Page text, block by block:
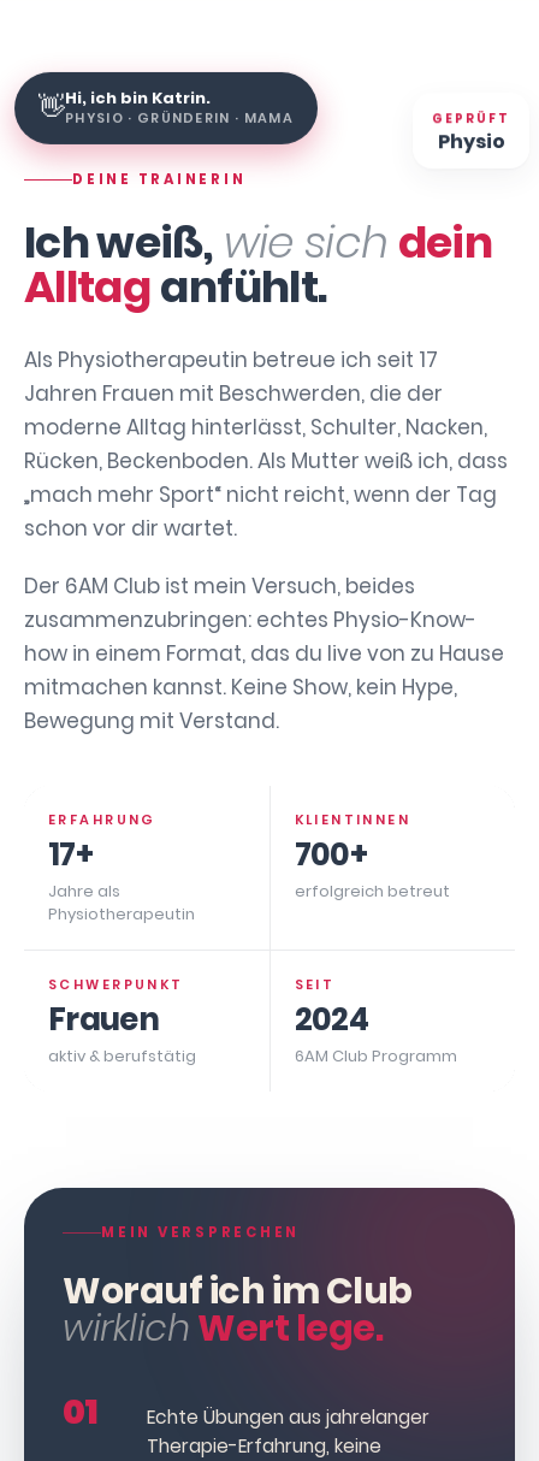
👋Hi, ich bin Katrin.
PHYSIO · GRÜNDERIN · MAMA GEPRÜFT
Physio
DEINE TRAINERIN
Ich weiß, wie sich dein
Alltaganfühlt.
Als Physiotherapeutin betreue ich seit 17
Jahren Frauen mit Beschwerden, die der
moderne Alltag hinterlässt, Schulter, Nacken,
Rücken, Beckenboden. Als Mutter weiß ich, dass
„mach mehr Sport“ nicht reicht, wenn der Tag
schon vor dir wartet.
Der 6AM Club ist mein Versuch, beides
zusammenzubringen: echtes Physio-Know-
how in einem Format, das du live von zu Hause
mitmachen kannst. Keine Show, kein Hype,
Bewegung mit Verstand.
ERFAHRUNG
17+
Jahre als
Physiotherapeutin
KLIENTINNEN
700+
erfolgreich betreut
SCHWERPUNKT
Frauen
aktiv & berufstätig
SEIT
2024
6AM Club Programm
MEIN VERSPRECHEN
Worauf ich im Club
wirklichWert lege.
01
Echte Übungen aus jahrelanger
Therapie-Erfahrung, keine